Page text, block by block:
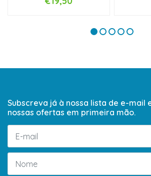
Subscreva já à nossa lista de e-mail
nossas ofertas em primeira mão.